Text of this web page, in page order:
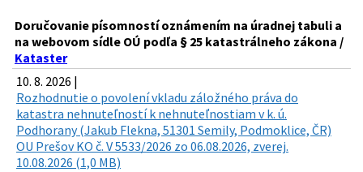
Doručovanie písomností oznámením na úradnej tabuli a
na webovom sídle OÚ podľa § 25 katastrálneho zákona /
Kataster
10. 8. 2026 |
Rozhodnutie o povolení vkladu záložného práva do
katastra nehnuteľností k nehnuteľnostiam v k. ú.
Podhorany (Jakub Flekna, 51301 Semily, Podmoklice, ČR)
OU Prešov KO č. V 5533/2026 zo 06.08.2026, zverej.
10.08.2026 (1,0 MB)